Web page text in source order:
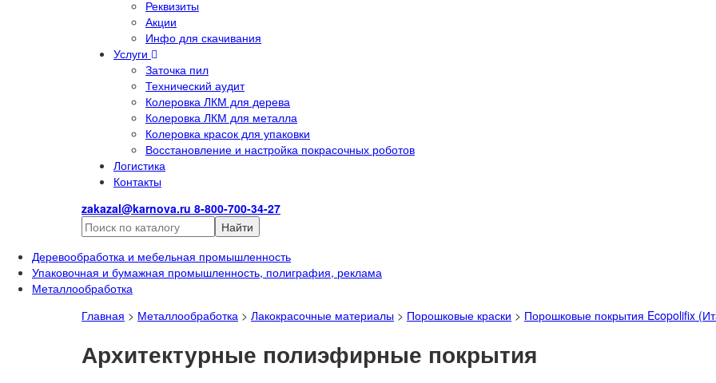
Реквизиты
Акции
Инфо для скачивания
Услуги
Заточка пил
Технический аудит
Колеровка ЛКМ для дерева
Колеровка ЛКМ для металла
Колеровка красок для упаковки
Восстановление и настройка покрасочных роботов
Логистика
Контакты
zakazal@karnova.ru 8-800-700-34-27
Найти
Деревообработка и мебельная промышленность
Упаковочная и бумажная промышленность, полиграфия, реклама
Металлообработка
Главная > Металлообработка > Лакокрасочные материалы > Порошковые краски > Порошковые покрытия Ecopolifix
Архитектурные полиэфирные покрытия